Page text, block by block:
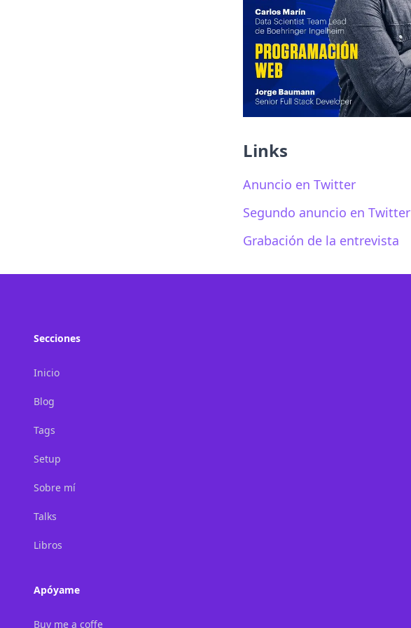
Links
Anuncio en Twitter
Segundo anuncio en Twitter
Grabación de la entrevista
Secciones
Inicio
Blog
Tags
Setup
Sobre mí
Talks
Libros
Apóyame
Buy me a coffe